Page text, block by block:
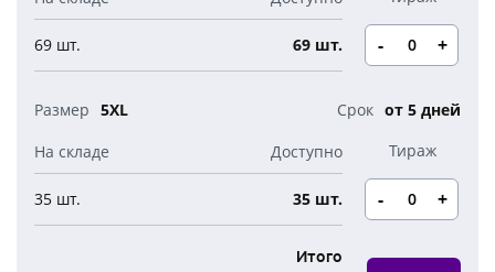
69 шт. 69 шт. - +
5XL от 5 дней
35 шт. 35 шт. - +
Итого